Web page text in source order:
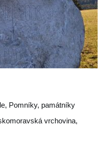
Pomníky, památníky
vrchovina,